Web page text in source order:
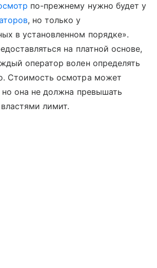
по-прежнему нужно будет у
, но только у
в установленном порядке».
на платной основе,
оператор волен определять
Стоимость осмотра может
но она не должна превышать
лимит.